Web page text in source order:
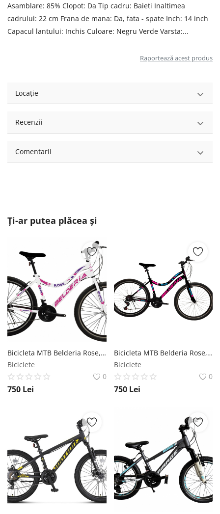
Asamblare: 85% Clopot: Da Tip cadru: Baieti Inaltimea
cadrului: 22 cm Frana de mana: Da, fata - spate Inch: 14 inch
Capacul lantului: Inchis Culoare: Negru Verde Varsta:...
Raportează acest produs
Locație
Recenzii
Comentarii
Ți-ar putea plăcea și
Bicicleta MTB Belderia Rose, culoare alb roz, roata 26 , cadru din otel Belderia
Biciclete
0
750 Lei
Bicicleta MTB Belderia Rose, culoare negru roz, roata 26 , cadru din otel Belderia
Biciclete
0
750 Lei